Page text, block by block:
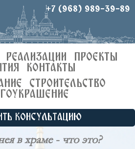
+7 (968) 989-39-89
РЕАЛИЗАЦИИ
ПРОЕКТЫ
КОНТАКТЫ
СТРОИТЕЛЬСТВО
КОНСУЛЬТАЦИЮ
в храме - что это?